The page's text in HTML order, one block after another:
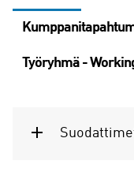
Työryhmä -